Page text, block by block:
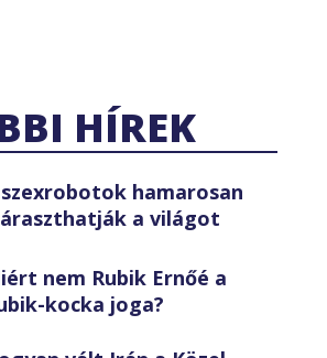
HÍREK
hamarosan
a világot
nem Rubik Ernőé a
kocka joga?